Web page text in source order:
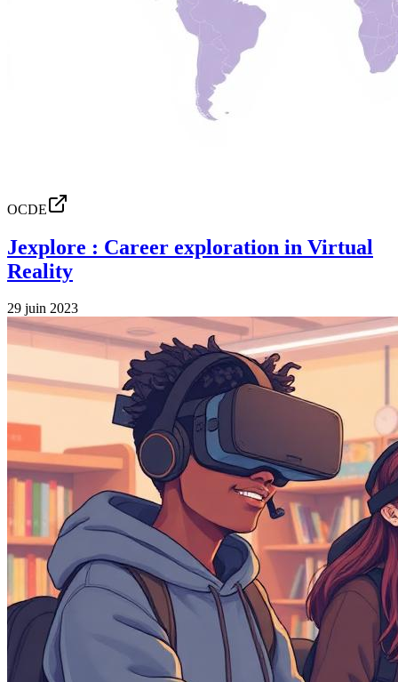
OCDE
Jexplore : Career exploration in Virtual
Reality
29 juin 2023